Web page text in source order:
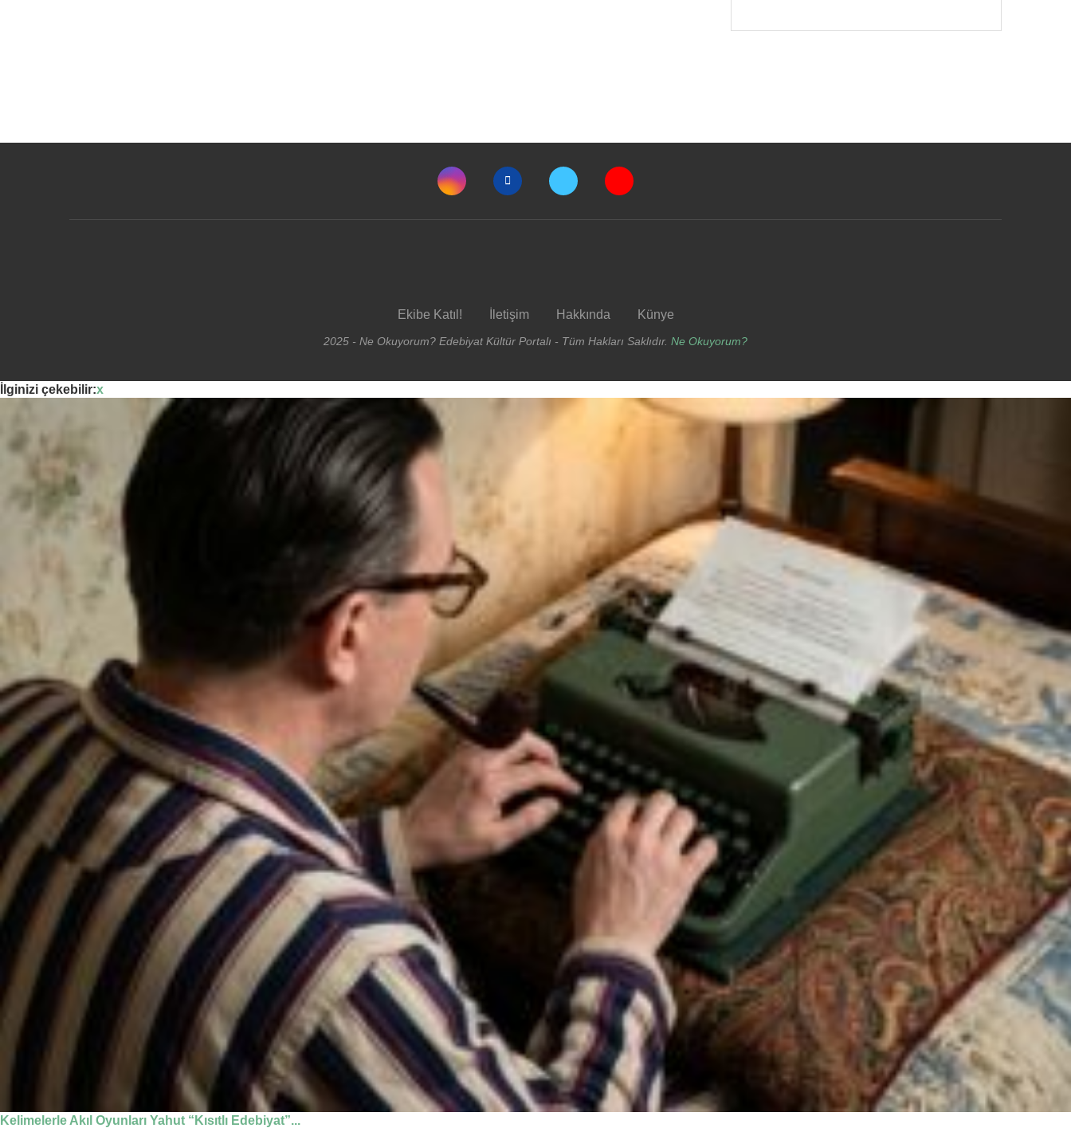
Ekibe Katıl! İletişim Hakkında Künye
2025 - Ne Okuyorum? Edebiyat Kültür Portalı - Tüm Hakları Saklıdır. Ne Okuyorum?
İlginizi çekebilir:x
Kelimelerle Akıl Oyunları Yahut “Kısıtlı Edebiyat”...